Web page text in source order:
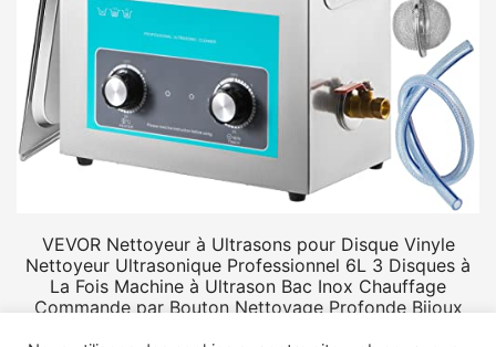
VEVOR Nettoyeur à Ultrasons pour Disque Vinyle
Nettoyeur Ultrasonique Professionnel 6L 3 Disques à
La Fois Machine à Ultrason Bac Inox Chauffage
Commande par Bouton Nettoyage Profonde Bijoux